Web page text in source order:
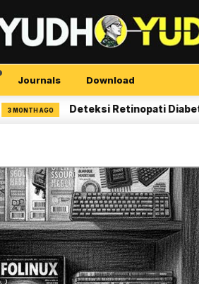
Journals Download
AGO Deteksi Retinopati Diabetik